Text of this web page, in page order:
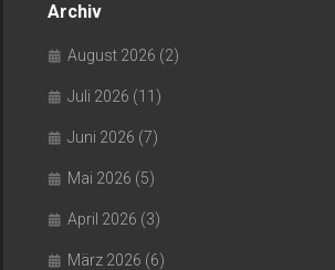
Archiv
August 2026 (2)
Juli 2026 (11)
Juni 2026 (7)
Mai 2026 (5)
April 2026 (3)
März 2026 (6)